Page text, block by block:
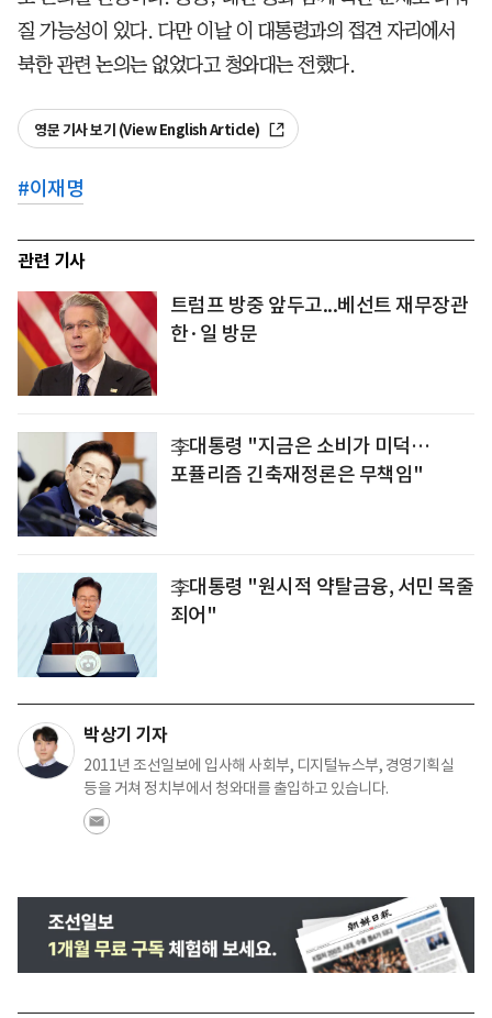
질 가능성이 있다. 다만 이날 이 대통령과의 접견 자리에서
북한 관련 논의는 없었다고 청와대는 전했다.
영문 기사 보기 (View English Article)
#이재명
관련 기사
트럼프 방중 앞두고...베선트 재무장관
한·일 방문
李대통령 "지금은 소비가 미덕…
포퓰리즘 긴축재정론은 무책임"
李대통령 "원시적 약탈금융, 서민 목줄
죄어"
박상기 기자
2011년 조선일보에 입사해 사회부, 디지털뉴스부, 경영기획실
등을 거쳐 정치부에서 청와대를 출입하고 있습니다.